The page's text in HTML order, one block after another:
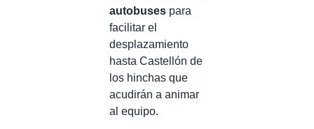
autobuses para
facilitar el
desplazamiento
hasta Castellón de
los hinchas que
acudirán a animar
al equipo.